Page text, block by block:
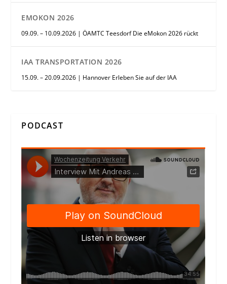
EMOKON 2026
09.09. – 10.09.2026 | ÖAMTC Teesdorf Die eMokon 2026 rückt
IAA TRANSPORTATION 2026
15.09. – 20.09.2026 | Hannover Erleben Sie auf der IAA
PODCAST